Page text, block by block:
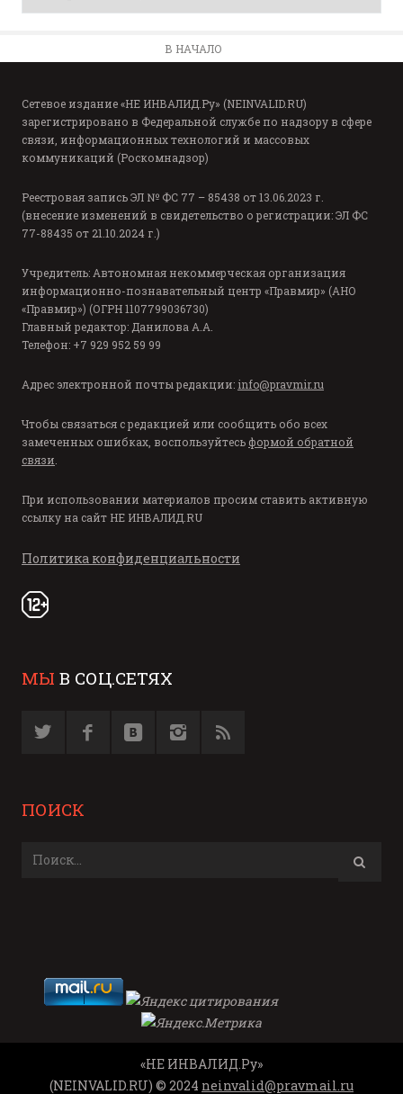
В НАЧАЛО
Сетевое издание «НЕ ИНВАЛИД.Ру» (NEINVALID.RU)
зарегистрировано в Федеральной службе по надзору в сфере
связи, информационных технологий и массовых
коммуникаций (Роскомнадзор)
Реестровая запись ЭЛ № ФС 77 – 85438 от 13.06.2023 г.
(внесение изменений в свидетельство о регистрации: ЭЛ ФС
77-88435 от 21.10.2024 г.)
Учредитель: Автономная некоммерческая организация
информационно-познавательный центр «Правмир» (АНО
«Правмир») (ОГРН 1107799036730)
Главный редактор: Данилова А.А.
Телефон: +7 929 952 59 99
Адрес электронной почты редакции: info@pravmir.ru
Чтобы связаться с редакцией или сообщить обо всех
замеченных ошибках, воспользуйтесь формой обратной
связи
При использовании материалов просим ставить активную
ссылку на сайт НЕ ИНВАЛИД.RU
Политика конфиденциальности
МЫ В СОЦ.СЕТЯХ
ПОИСК
«НЕ ИНВАЛИД.Ру»
(NEINVALID.RU) © 2024 neinvalid@pravmail.ru